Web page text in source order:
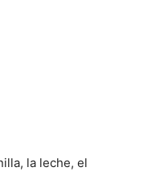
la leche, el